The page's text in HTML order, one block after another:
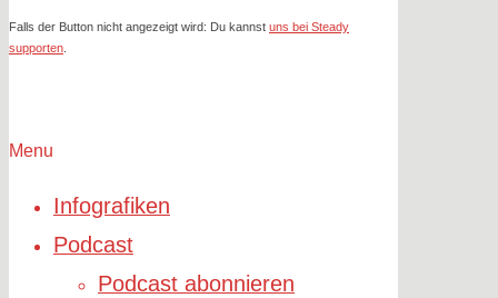
Falls der Button nicht angezeigt wird: Du kannst uns bei Steady
supporten
Menu
Infografiken
Podcast
Podcast abonnieren